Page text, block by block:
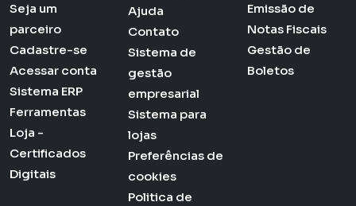
Seja um
parceiro
Cadastre-se
Acessar conta
Sistema ERP
Ferramentas
Loja -
Certificados
Digitais
Ajuda
Contato
Sistema de
gestão
empresarial
Sistema para
lojas
Preferências de
cookies
Politica de
Emissão de
Notas Fiscais
Gestão de
Boletos